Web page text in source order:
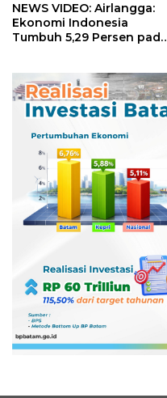
NEWS VIDEO: Airlangga:
Ekonomi Indonesia
Tumbuh 5,29 Persen pada